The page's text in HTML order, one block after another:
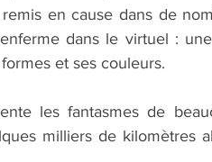
en cause dans de
dans le virtuel :
et ses couleurs.
les fantasmes de
milliers de kilomètres